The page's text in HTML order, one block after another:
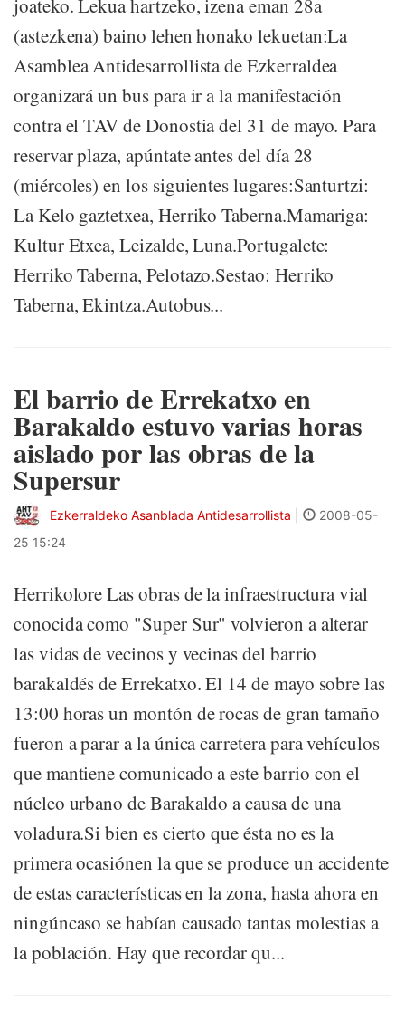
joateko. Lekua hartzeko, izena eman 28a
(astezkena) baino lehen honako lekuetan:La
Asamblea Antidesarrollista de Ezkerraldea
organizará un bus para ir a la manifestación
contra el TAV de Donostia del 31 de mayo. Para
reservar plaza, apúntate antes del día 28
(miércoles) en los siguientes lugares:Santurtzi:
La Kelo gaztetxea, Herriko Taberna.Mamariga:
Kultur Etxea, Leizalde, Luna.Portugalete:
Herriko Taberna, Pelotazo.Sestao: Herriko
Taberna, Ekintza.Autobus...
El barrio de Errekatxo en
Barakaldo estuvo varias horas
aislado por las obras de la
Supersur
Ezkerraldeko Asanblada Antidesarrollista
2008-05-
25 15:24
Herrikolore Las obras de la infraestructura vial
conocida como "Super Sur" volvieron a alterar
las vidas de vecinos y vecinas del barrio
barakaldés de Errekatxo. El 14 de mayo sobre las
13:00 horas un montón de rocas de gran tamaño
fueron a parar a la única carretera para vehículos
que mantiene comunicado a este barrio con el
núcleo urbano de Barakaldo a causa de una
voladura.Si bien es cierto que ésta no es la
primera ocasiónen la que se produce un accidente
de estas características en la zona, hasta ahora en
ningúncaso se habían causado tantas molestias a
la población. Hay que recordar qu...